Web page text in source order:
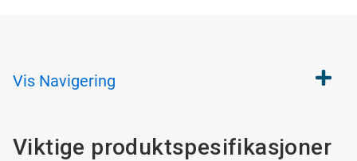
Vis Navigering
Viktige produktspesifikasjoner